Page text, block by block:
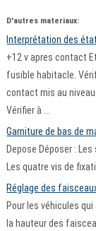
D'autres materiaux:
Interprétation des
+12 v apres contact
fusible habitacle.
contact mis au
Vérifier à ...
Garniture de bas de
Depose Déposer :
Les quatre vis de
Réglage des
Pour les véhicules
la hauteur des